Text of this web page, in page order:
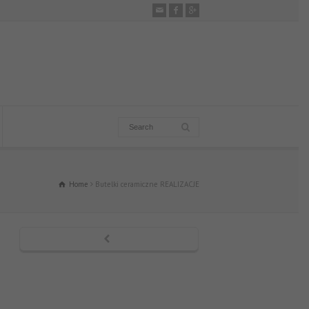
Home Butelki ceramiczne REALIZACJE